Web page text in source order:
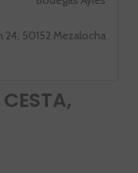
24, 50152 Mezalocha